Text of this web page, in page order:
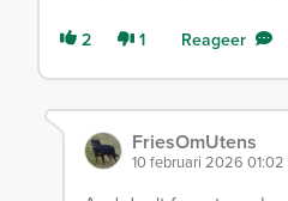
2 1 Reageer
FriesOmUtens
10 februari 2026 01:02